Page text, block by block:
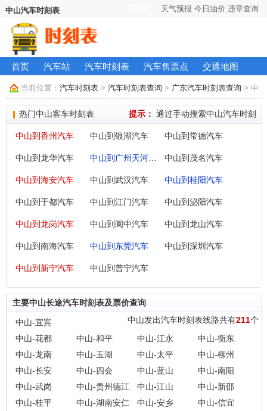
中山汽车时刻表 天气预报 今日油价 违章查询
首页 汽车站 汽车时刻表 汽车售票点 交通地图
当前位置： 汽车时刻表 > 汽车时刻表查询 > 广东汽车时刻表查询 > 中
山长途汽车时刻表及票价查询
热门中山客车时刻表 提示： 通过手动搜索中山汽车时刻
中山到香州汽车 中山到银湖汽车 中山到常德汽车
中山到龙华汽车 中山到茂名汽车
中山到海安汽车 中山到武汉汽车 中山到桂阳汽车
中山到于都汽车 中山到江门汽车 中山到泌阳汽车
中山到龙岗汽车 中山到阆中汽车 中山到龙山汽车
中山到南海汽车 中山到东莞汽车 中山到深圳汽车
中山到新宁汽车 中山到普宁汽车
主要中山长途汽车时刻表及票价查询
中山发出汽车时刻表线路共有211个
中山-宜宾
中山-花都
中山-和平 中山-江永
中山-衡东
中山-龙南
中山-玉湖 中山-太平
中山-柳州
中山-长安
中山-四会 中山-蓝山
中山-南阳
中山-武岗
中山-贵州德江 中山-江山
中山-新邵
中山-桂平
中山-湖南安仁 中山-安乡
中山-信宜